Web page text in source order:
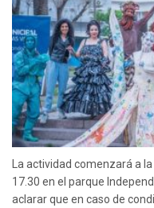
La actividad comenzará a
17.30 en el parque
aclarar que en caso de